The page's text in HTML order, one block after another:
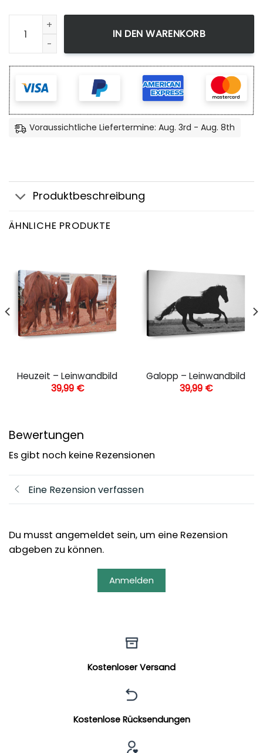
Marlboro-Land - Leinwandbild Menge
IN DEN WARENKORB
Voraussichtliche Liefertermine: Aug. 3rd - Aug. 8th
Produktbeschreibung
ÄHNLICHE PRODUKTE
Heuzeit – Leinwandbild
39,99 €
Galopp – Leinwandbild
39,99 €
Bewertungen
Es gibt noch keine Rezensionen
Eine Rezension verfassen
Du musst angemeldet sein, um eine Rezension
abgeben zu können.
Anmelden
Kostenloser Versand
Kostenlose Rücksendungen